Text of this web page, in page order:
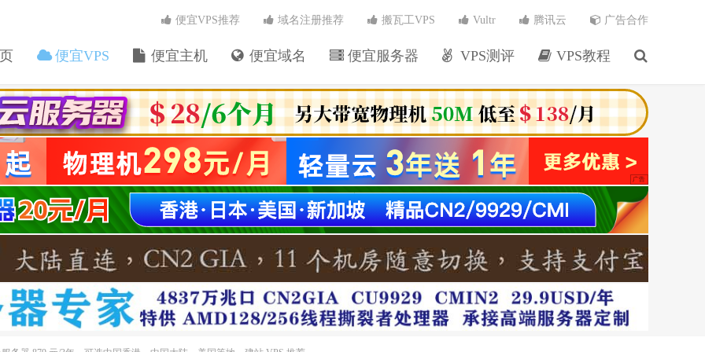
便宜VPS 便宜主机 便宜域名 便宜服务器 VPS测评 VPS教程
便宜VPS推荐 域名注册推荐 搬瓦工VPS Vultr 腾讯云 广告合作